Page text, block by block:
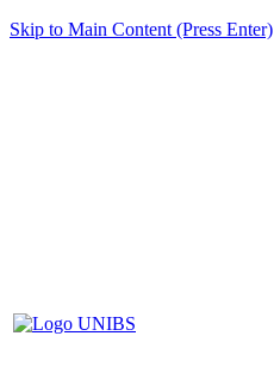
Skip to Main Content (Press Enter)